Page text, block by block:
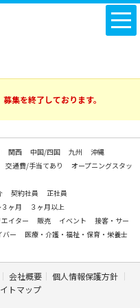
集を終了しております。
関西 中国/四国 九州
沖縄
交通費/手当てあり
オープニングスタッ
契約社員
正社員
ヶ月
３ヶ月以上
イター 販売 イベント
接客・サー
バー
医療・介護・福祉・保育・栄養士
会社概要
個人情報保護方針
トマップ